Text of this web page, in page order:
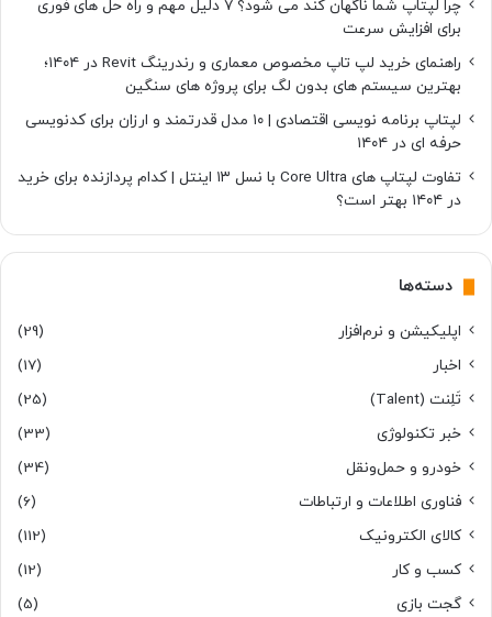
چرا لپتاپ شما ناگهان کند می شود؟ ۷ دلیل مهم و راه حل های فوری
برای افزایش سرعت
راهنمای خرید لپ تاپ مخصوص معماری و رندرینگ Revit در ۱۴۰۴؛
بهترین سیستم های بدون لگ برای پروژه های سنگین
لپتاپ برنامه نویسی اقتصادی | ۱۰ مدل قدرتمند و ارزان برای کدنویسی
حرفه ای در ۱۴۰۴
تفاوت لپتاپ های Core Ultra با نسل ۱۳ اینتل | کدام پردازنده برای خرید
در ۱۴۰۴ بهتر است؟
دسته‌ها
اپلیکیشن و نرم‌افزار
(29)
اخبار
(17)
تَلِنت (Talent)
(25)
خبر تکنولوژی
(33)
خودرو و حمل‌و‌نقل
(34)
فناوری اطلاعات و ارتباطات
(6)
کالای الکترونیک
(112)
کسب و کار
(12)
گجت بازی
(5)